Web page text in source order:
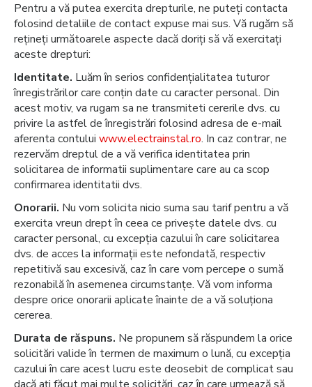
Pentru a vă putea exercita drepturile, ne puteți contacta
folosind detaliile de contact expuse mai sus. Vă rugăm să
rețineți următoarele aspecte dacă doriți să vă exercitați
aceste drepturi:
Identitate. Luăm în serios confidențialitatea tuturor
înregistrărilor care conțin date cu caracter personal. Din
acest motiv, va rugam sa ne transmiteti cererile dvs. cu
privire la astfel de înregistrări folosind adresa de e-mail
aferenta contului www.electrainstal.ro. In caz contrar, ne
rezervăm dreptul de a vă verifica identitatea prin
solicitarea de informatii suplimentare care au ca scop
confirmarea identitatii dvs.
Onorarii. Nu vom solicita nicio suma sau tarif pentru a vă
exercita vreun drept în ceea ce privește datele dvs. cu
caracter personal, cu excepția cazului în care solicitarea
dvs. de acces la informații este nefondată, respectiv
repetitivă sau excesivă, caz în care vom percepe o sumă
rezonabilă în asemenea circumstanțe. Vă vom informa
despre orice onorarii aplicate înainte de a vă soluționa
cererea.
Durata de răspuns. Ne propunem să răspundem la orice
solicitări valide în termen de maximum o lună, cu excepția
cazului în care acest lucru este deosebit de complicat sau